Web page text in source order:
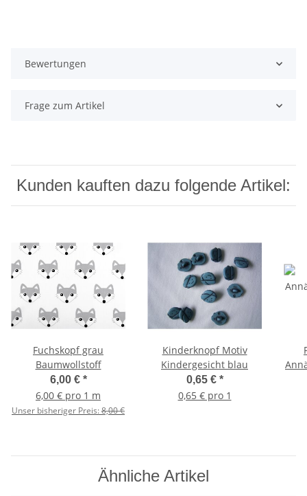
Bewertungen
Frage zum Artikel
Kunden kauften dazu folgende Artikel:
Fuchskopf grau
Baumwollstoff
6,00 € *
6,00 € pro 1 m
Unser bisheriger Preis:8,00 €
Kinderknopf Motiv
Kindergesicht blau
0,65 € *
0,65 € pro 1
Ähnliche Artikel